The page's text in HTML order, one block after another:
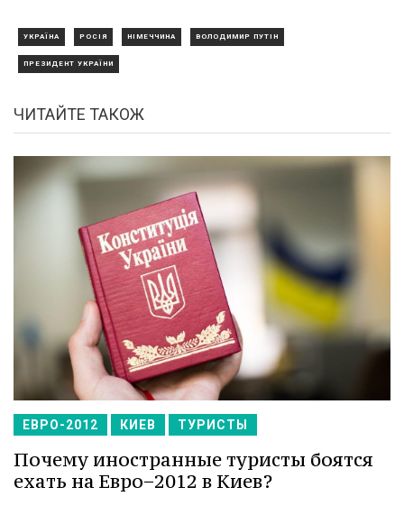
УКРАЇНА РОСІЯ НІМЕЧЧИНА ВОЛОДИМИР ПУТІН
ПРЕЗИДЕНТ УКРАЇНИ
ЧИТАЙТЕ ТАКОЖ
ЕВРО-2012 КИЕВ ТУРИСТЫ
Почему иностранные туристы боятся
ехать на Евро−2012 в Киев?